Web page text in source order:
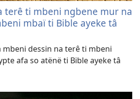
terê ti mbeni ngbene mur na
mbaï ti Bible ayeke tâ
mbeni dessin na terê ti mbeni
afa so atënë ti Bible ayeke tâ